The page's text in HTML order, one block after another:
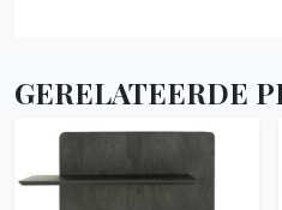
GERELATEERDE